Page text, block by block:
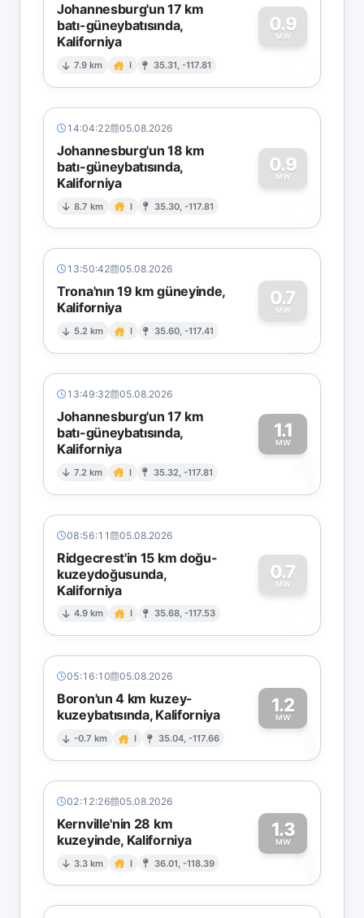
Johannesburg'un 17 km
batı-güneybatısında,
Kaliforniya
7.9 km I 35.31, -117.81
0.9
MW
0
14:04:22 05.08.2026
Johannesburg'un 18 km
batı-güneybatısında,
Kaliforniya
8.7 km I 35.30, -117.81
0.9
MW
0
13:50:42 05.08.2026
Trona'nın 19 km güneyinde,
Kaliforniya
5.2 km I 35.60, -117.41
0.7
MW
0
13:49:32 05.08.2026
Johannesburg'un 17 km
batı-güneybatısında,
Kaliforniya
7.2 km I 35.32, -117.81
1.1
MW
1
08:56:11 05.08.2026
Ridgecrest'in 15 km doğu-
kuzeydoğusunda,
Kaliforniya
4.9 km I 35.68, -117.53
0.7
MW
0
05:16:10 05.08.2026
Boron'un 4 km kuzey-
kuzeybatısında, Kaliforniya
-0.7 km I 35.04, -117.66
1.2
MW1
02:12:26 05.08.2026
Kernville'nin 28 km
kuzeyinde, Kaliforniya
3.3 km I 36.01, -118.39
1.3
MW1